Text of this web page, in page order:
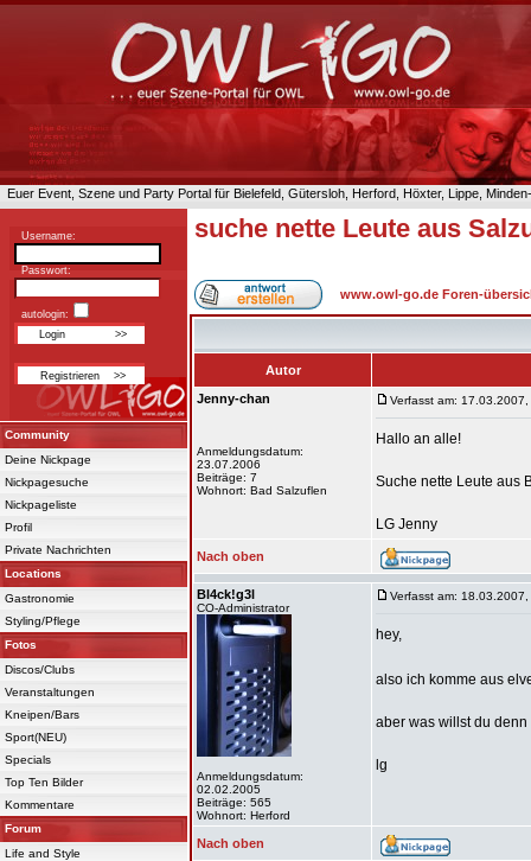
Euer Event, Szene und Party Portal für Bielefeld, Gütersloh, Herford, Höxter, Lippe,
Username:
Passwort:
autologin:
Community
Deine Nickpage
Nickpagesuche
Nickpageliste
Profil
Private Nachrichten
Locations
Gastronomie
Styling/Pflege
Fotos
Discos/Clubs
Veranstaltungen
Kneipen/Bars
Sport(NEU)
Specials
Top Ten Bilder
Kommentare
Forum
Life and Style
suche nette Leute aus
www.owl-go.de Foren-
Autor
Jenny-chan
Anmeldungsdatum:
23.07.2006
Beiträge: 7
Wohnort: Bad Salzuflen
Verfasst am:
Hallo an alle!
Suche nette Leute aus
LG Jenny
Nach oben
Bl4ck!g3l
CO-Administrator
Anmeldungsdatum:
02.02.2005
Beiträge: 565
Wohnort: Herford
Verfasst am:
hey,
also ich komme aus
aber was willst du
lg
Nach oben